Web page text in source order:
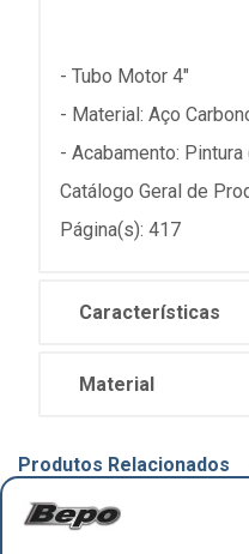
- Tubo Motor 4"
- Material: Aço
- Acabamento: Pintura
Catálogo Geral de
Página(s): 417
Características
Material
Produtos Relacionados